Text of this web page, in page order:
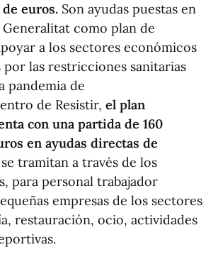
euros. Son ayudas puestas en
como plan de
a los sectores económicos
por las restricciones sanitarias
pandemia de
de Resistir, el plan
con una partida de 160
en ayudas directas de
tramitan a través de los
para personal trabajador
empresas de los sectores
restauración, ocio, actividades